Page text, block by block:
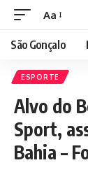
Aa
São Gonçalo
ESPORTE
Alvo do
Sport,
Bahia –